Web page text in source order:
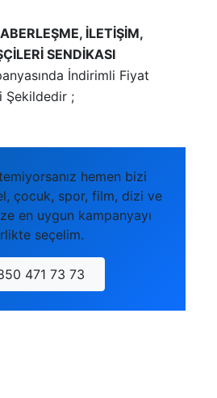
İLETİŞİM,
SENDİKASI
İndirimli Fiyat
Şekildedir ;
hemen bizi
çocuk, spor, film, dizi ve
en uygun kampanyayı
seçelim.
471 73 73